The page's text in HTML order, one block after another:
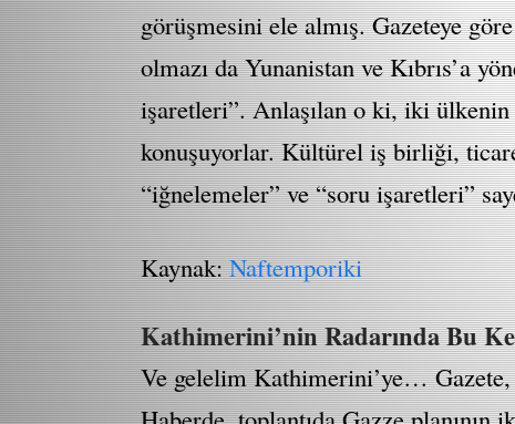
görüşmesini ele almış. Gazeteye
olmazı da Yunanistan ve Kıbrıs’a
işaretleri”. Anlaşılan o ki, iki ülkenin
konuşuyorlar. Kültürel iş birliği,
“iğnelemeler” ve “soru işaretleri”
Kaynak:Naftemporiki
Kathimerini’nin Radarında Bu
Ve gelelim Kathimerini’ye… Gazete,